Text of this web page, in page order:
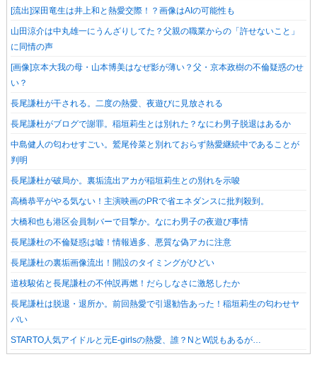
[流出]深田竜生は井上和と熱愛交際！？画像はAIの可能性も
山田涼介は中丸雄一にうんざりしてた？父親の職業からの「許せないこと」
に同情の声
[画像]京本大我の母・山本博美はなぜ影が薄い？父・京本政樹の不倫疑惑のせ
い？
長尾謙杜が干される。二度の熱愛、夜遊びに見放される
長尾謙杜がブログで謝罪。稲垣莉生とは別れた？なにわ男子脱退はあるか
中島健人の匂わせすごい。鷲尾伶菜と別れておらず熱愛継続中であることが
判明
長尾謙杜が破局か。裏垢流出アカが稲垣莉生との別れを示唆
高橋恭平がやる気ない！主演映画のPRで省エネダンスに批判殺到。
大橋和也も港区会員制バーで目撃か。なにわ男子の夜遊び事情
長尾謙杜の不倫疑惑は嘘！情報過多、悪質な偽アカに注意
長尾謙杜の裏垢画像流出！開設のタイミングがひどい
道枝駿佑と長尾謙杜の不仲説再燃！だらしなさに激怒したか
長尾謙杜は脱退・退所か。前回熱愛で引退勧告あった！稲垣莉生の匂わせヤ
バい
STARTO人気アイドルと元E-girlsの熱愛、誰？NとW説もあるが…